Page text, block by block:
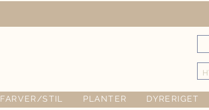
FARVER/STIL PLANTER DYRERIGET